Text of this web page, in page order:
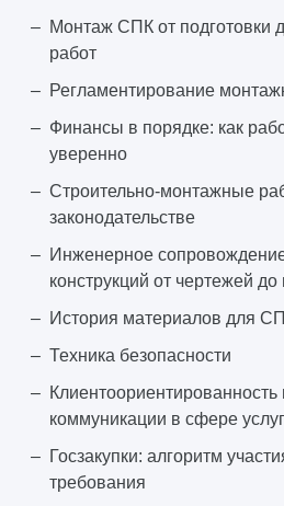
Монтаж СПК от подготовки
работ
Регламентирование
Финансы в порядке: как
уверенно
Строительно-монтажные
законодательстве
Инженерное
конструкций от чертежей
История материалов для
Техника безопасности
коммуникации в сфере услуг
Госзакупки: алгоритм
требования